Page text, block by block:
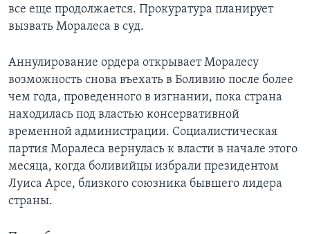
все еще продолжается. Прокуратура планирует
вызвать Моралеса в суд.
Аннулирование ордера открывает Моралесу
возможность снова въехать в Боливию после более
чем года, проведенного в изгнании, пока страна
находилась под властью консервативной
временной администрации. Социалистическая
партия Моралеса вернулась к власти в начале этого
месяца, когда боливийцы избрали президентом
Луиса Арсе, близкого союзника бывшего лидера
страны.